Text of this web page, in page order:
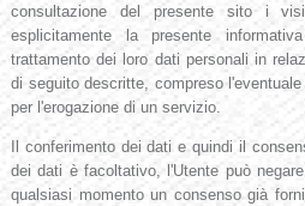
consultazione del presente sito i
esplicitamente la presente
trattamento dei loro dati personali in
di seguito descritte, compreso
per l'erogazione di un servizio.
Il conferimento dei dati e quindi il
dei dati è facoltativo, l'Utente può
qualsiasi momento un consenso già